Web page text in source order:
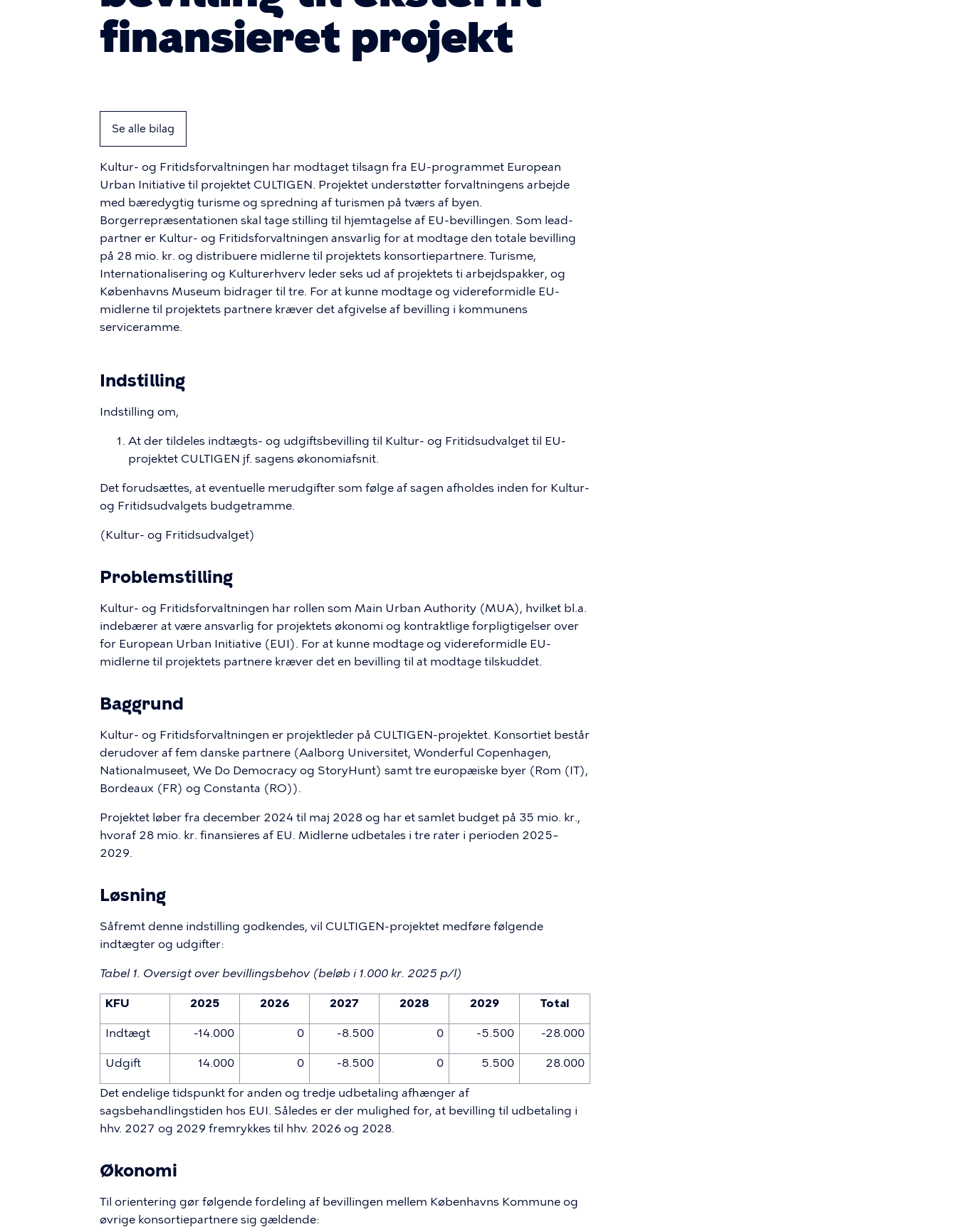
finansieret projekt
Se alle bilag
Kultur- og Fritidsforvaltningen har modtaget tilsagn fra EU-programmet European
Urban Initiative til projektet CULTIGEN. Projektet understøtter forvaltningens arbejde
med bæredygtig turisme og spredning af turismen på tværs af byen.
Borgerrepræsentationen skal tage stilling til hjemtagelse af EU-bevillingen. Som lead-
partner er Kultur- og Fritidsforvaltningen ansvarlig for at modtage den totale bevilling
på 28 mio. kr. og distribuere midlerne til projektets konsortiepartnere. Turisme,
Internationalisering og Kulturerhverv leder seks ud af projektets ti arbejdspakker, og
Københavns Museum bidrager til tre. For at kunne modtage og videreformidle EU-
midlerne til projektets partnere kræver det afgivelse af bevilling i kommunens
serviceramme.
Indstilling
Indstilling om,
At der tildeles indtægts- og udgiftsbevilling til Kultur- og Fritidsudvalget til EU-
projektet CULTIGEN jf. sagens økonomiafsnit.
Det forudsættes, at eventuelle merudgifter som følge af sagen afholdes inden for Kultur-
og Fritidsudvalgets budgetramme.
(Kultur- og Fritidsudvalget)
Problemstilling
Kultur- og Fritidsforvaltningen har rollen som Main Urban Authority (MUA), hvilket bl.a.
indebærer at være ansvarlig for projektets økonomi og kontraktlige forpligtigelser over
for European Urban Initiative (EUI). For at kunne modtage og videreformidle EU-
midlerne til projektets partnere kræver det en bevilling til at modtage tilskuddet.
Baggrund
Kultur- og Fritidsforvaltningen er projektleder på CULTIGEN-projektet. Konsortiet består
derudover af fem danske partnere (Aalborg Universitet, Wonderful Copenhagen,
Nationalmuseet, We Do Democracy og StoryHunt) samt tre europæiske byer (Rom (IT),
Bordeaux (FR) og Constanta (RO)).
Projektet løber fra december 2024 til maj 2028 og har et samlet budget på 35 mio. kr.,
hvoraf 28 mio. kr. finansieres af EU. Midlerne udbetales i tre rater i perioden 2025–
2029.
Løsning
Såfremt denne indstilling godkendes, vil CULTIGEN-projektet medføre følgende
indtægter og udgifter:
Tabel 1. Oversigt over bevillingsbehov (beløb i 1.000 kr. 2025 p/l)
KFU 2025 2026 2027 2028 2029 Total
Indtægt -14.000 0 -8.500 0 -5.500 -28.000
Udgift 14.000 0 -8.500 0 5.500 28.000
Det endelige tidspunkt for anden og tredje udbetaling afhænger af
sagsbehandlingstiden hos EUI. Således er der mulighed for, at bevilling til udbetaling i
hhv. 2027 og 2029 fremrykkes til hhv. 2026 og 2028.
Økonomi
Til orientering gør følgende fordeling af bevillingen mellem Københavns Kommune og
øvrige konsortiepartnere sig gældende: